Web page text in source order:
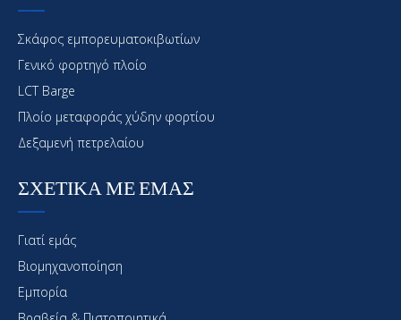
Σκάφος εμπορευματοκιβωτίων
Γενικό φορτηγό πλοίο
LCT Barge
Πλοίο μεταφοράς χύδην φορτίου
Δεξαμενή πετρελαίου
ΣΧΕΤΙΚΑ ΜΕ ΕΜΑΣ
Γιατί εμάς
Βιομηχανοποίηση
Εμπορία